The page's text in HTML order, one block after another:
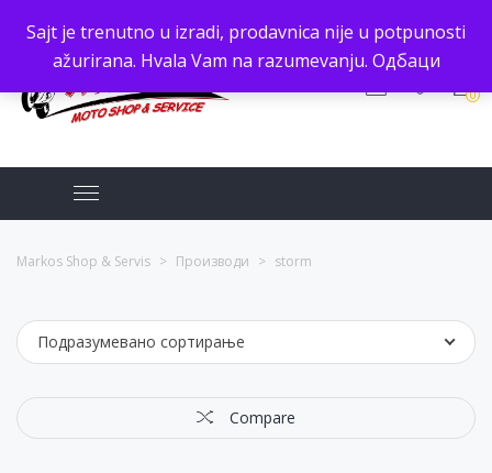
Sajt je trenutno u izradi, prodavnica nije u potpunosti
ažurirana. Hvala Vam na razumevanju. Одбаци
0
Markos Shop & Servis > Производи > storm
Подразумевано сортирање
Compare